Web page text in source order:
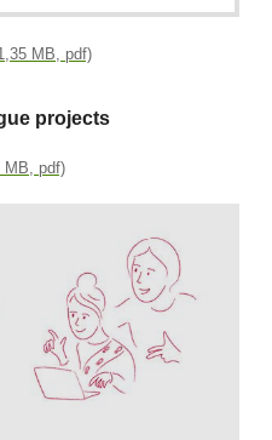
MB, pdf)
projects
MB, pdf)